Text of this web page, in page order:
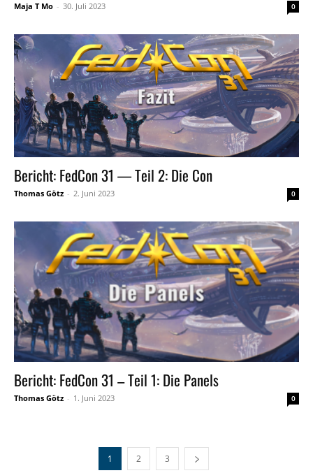
Maja T Mo - 30. Juli 2023 0
Bericht: FedCon 31 — Teil 2: Die Con
Thomas Götz - 2. Juni 2023 0
Bericht: FedCon 31 – Teil 1: Die Panels
Thomas Götz - 1. Juni 2023 0
1 2 3